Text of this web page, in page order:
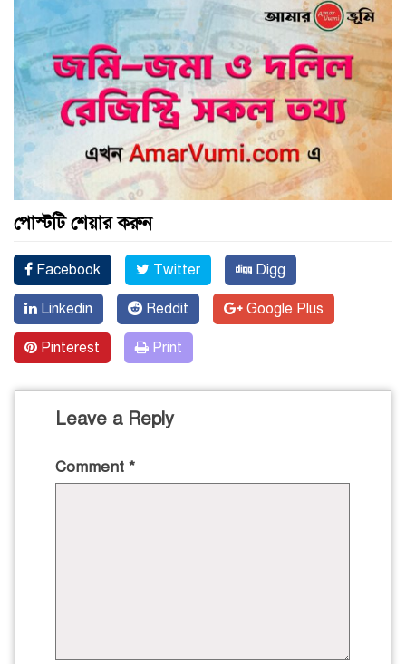
পোস্টটি শেয়ার করুন
Facebook Twitter Digg
Linkedin Reddit Google Plus
Pinterest Print
Leave a Reply
Comment *